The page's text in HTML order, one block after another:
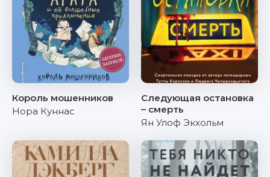
Король мошенников
Нора Куннас
Следующая остановка
– смерть
Ян Улоф Экхольм